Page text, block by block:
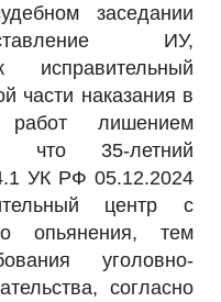
заседании
ИУ,
исправительный
части наказания в
работ лишением
что 35-летний
УК РФ 05.12.2024
центр с
опьянения, тем
уголовно-
согласно